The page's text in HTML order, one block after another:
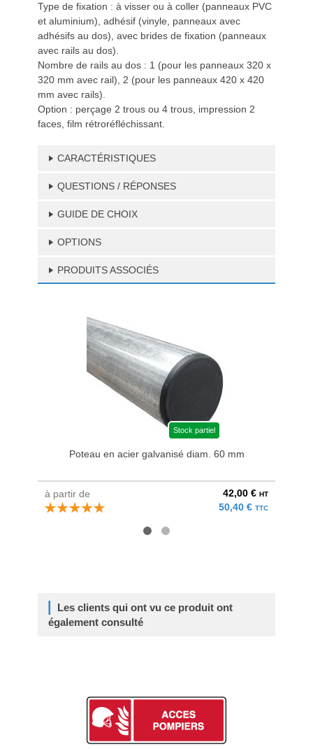
Type de fixation : à visser ou à coller (panneaux PVC
et aluminium), adhésif (vinyle, panneaux avec
adhésifs au dos), avec brides de fixation (panneaux
avec rails au dos).
Nombre de rails au dos : 1 (pour les panneaux 320 x
320 mm avec rail), 2 (pour les panneaux 420 x 420
mm avec rails).
Option : perçage 2 trous ou 4 trous, impression 2
faces, film rétroréfléchissant.
CARACTÉRISTIQUES
QUESTIONS / RÉPONSES
GUIDE DE CHOIX
OPTIONS
PRODUITS ASSOCIÉS
Stock partiel
Poteau en acier galvanisé diam. 60 mm
à partir de 42,00 € HT
50,40 € TTC
Les clients qui ont vu ce produit ont
également consulté